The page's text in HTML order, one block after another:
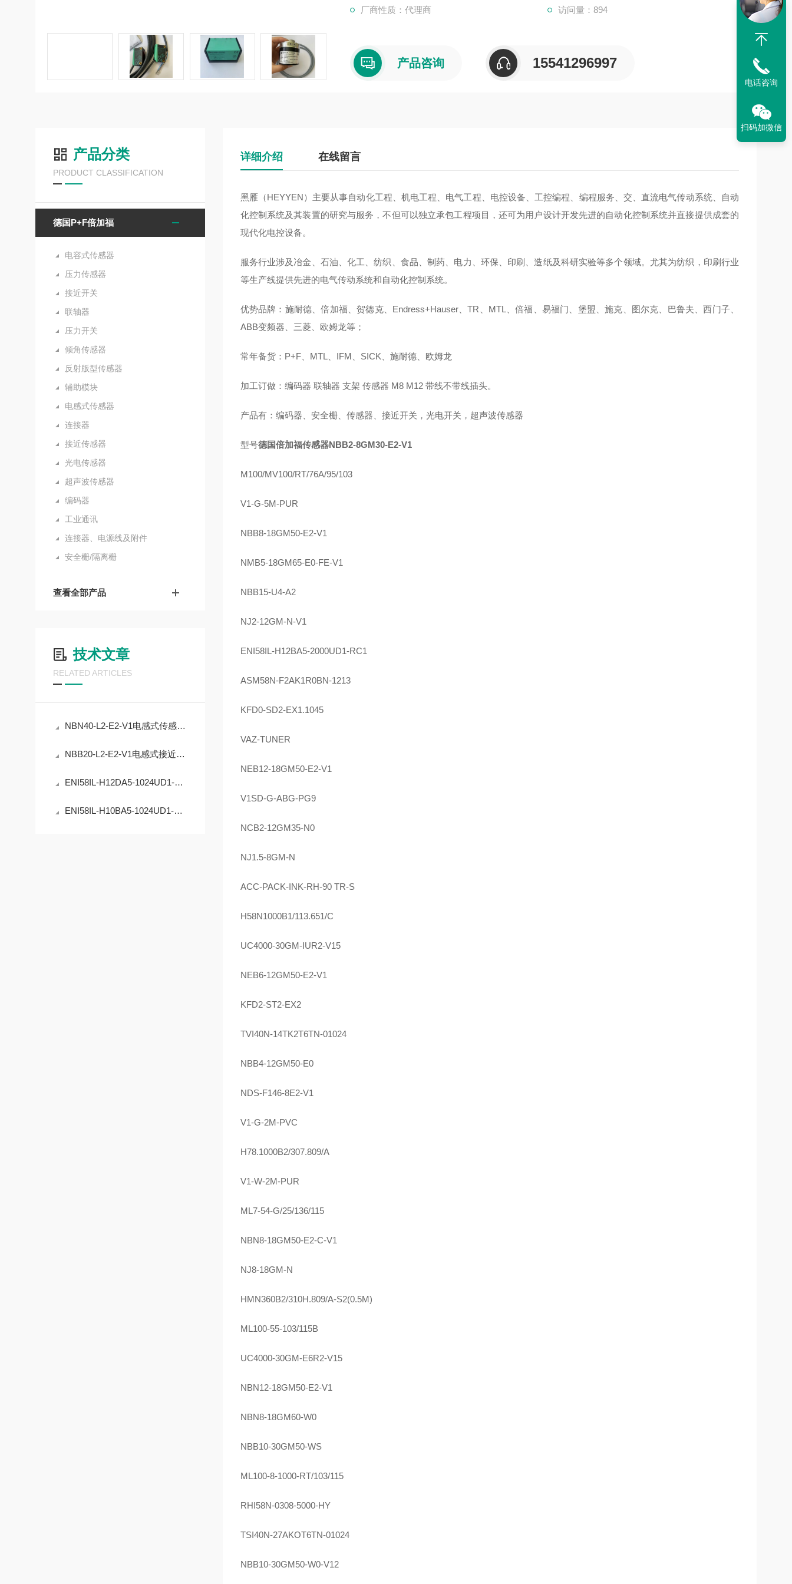
厂商性质：代理商 访问量：894
产品咨询 15541296997
产品分类
PRODUCT CLASSIFICATION
德国P+F倍加福
电容式传感器
压力传感器
接近开关
联轴器
压力开关
倾角传感器
反射版型传感器
辅助模块
电感式传感器
连接器
接近传感器
光电传感器
超声波传感器
编码器
工业通讯
连接器、电源线及附件
安全栅/隔离栅
查看全部产品
技术文章
RELATED ARTICLES
NBN40-L2-E2-V1电感式传感器的精度稳定性提升
NBB20-L2-E2-V1电感式接近开关的工业自动化应用
ENI58IL-H12DA5-1024UD1-RC1编码器在工业定位中的应用
ENI58IL-H10BA5-1024UD1-RC1编码器的原理与应用
详细介绍 在线留言
黑雁（HEYYEN）主要从事自动化工程、机电工程、电气工程、电控设备、工控编程、编程服务、交、直流电气传动系统、自动
化控制系统及其装置的研究与服务，不但可以独立承包工程项目，还可为用户设计开发先进的自动化控制系统并直接提供成套的
现代化电控设备。
服务行业涉及冶金、石油、化工、纺织、食品、制药、电力、环保、印刷、造纸及科研实验等多个领域。尤其为纺织，印刷行业
等生产线提供先进的电气传动系统和自动化控制系统。
优势品牌：施耐德、倍加福、贺德克、Endress+Hauser、TR、MTL、倍福、易福门、堡盟、施克、图尔克、巴鲁夫、西门子、
ABB变频器、三菱、欧姆龙等；
常年备货：P+F、MTL、IFM、SICK、施耐德、欧姆龙
加工订做：编码器 联轴器 支架 传感器 M8 M12 带线不带线插头。
产品有：编码器、安全栅、传感器、接近开关，光电开关，超声波传感器
型号德国倍加福传感器NBB2-8GM30-E2-V1
M100/MV100/RT/76A/95/103
V1-G-5M-PUR
NBB8-18GM50-E2-V1
NMB5-18GM65-E0-FE-V1
NBB15-U4-A2
NJ2-12GM-N-V1
ENI58IL-H12BA5-2000UD1-RC1
ASM58N-F2AK1R0BN-1213
KFD0-SD2-EX1.1045
VAZ-TUNER
NEB12-18GM50-E2-V1
V1SD-G-ABG-PG9
NCB2-12GM35-N0
NJ1.5-8GM-N
ACC-PACK-INK-RH-90 TR-S
H58N1000B1/113.651/C
UC4000-30GM-IUR2-V15
NEB6-12GM50-E2-V1
KFD2-ST2-EX2
TVI40N-14TK2T6TN-01024
NBB4-12GM50-E0
NDS-F146-8E2-V1
V1-G-2M-PVC
H78.1000B2/307.809/A
V1-W-2M-PUR
ML7-54-G/25/136/115
NBN8-18GM50-E2-C-V1
NJ8-18GM-N
HMN360B2/310H.809/A-S2(0.5M)
ML100-55-103/115B
UC4000-30GM-E6R2-V15
NBN12-18GM50-E2-V1
NBN8-18GM60-W0
NBB10-30GM50-WS
ML100-8-1000-RT/103/115
RHI58N-0308-5000-HY
TSI40N-27AKOT6TN-01024
NBB10-30GM50-W0-V12
电话咨询
扫码加微信